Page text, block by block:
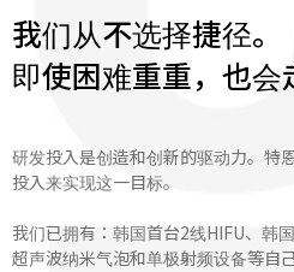
我们从不选择捷径。
即使困难重重，也会
研发投入是创造和创新的驱动力。特
投入来实现这一目标。
我们已拥有：韩国首台2线HIFU、韩
超声波纳米气泡和单极射频设备等自